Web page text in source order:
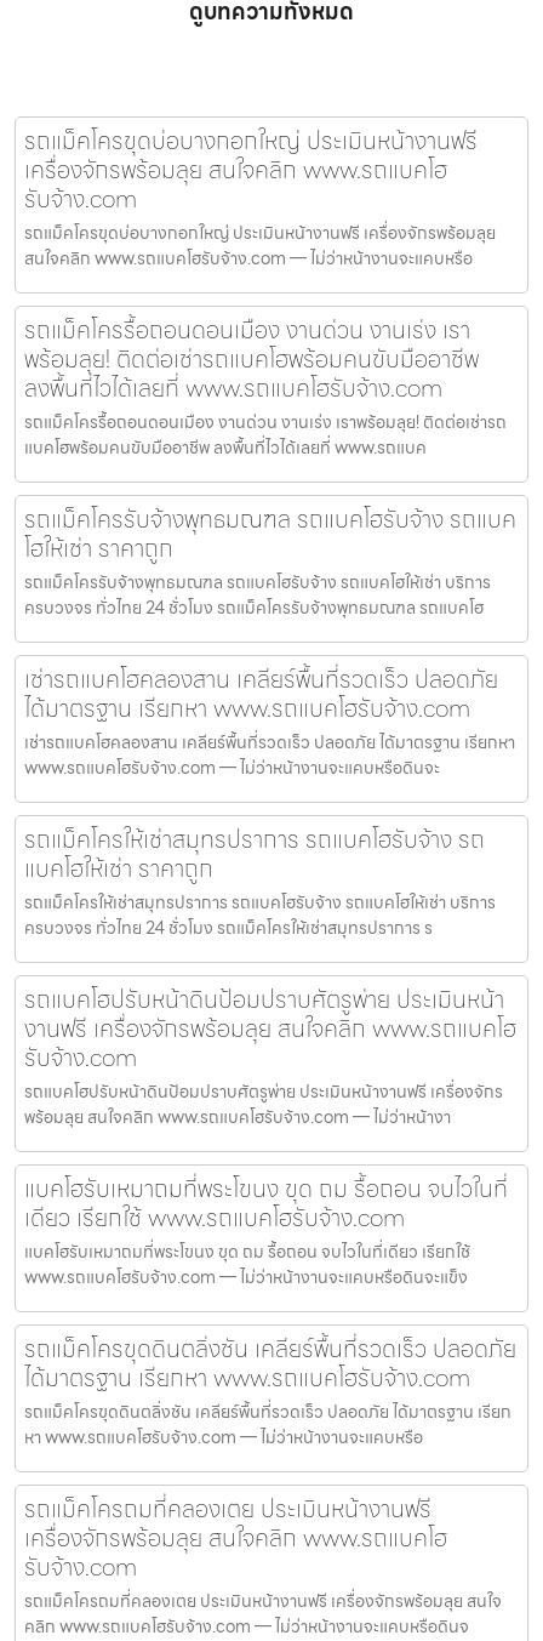
ดูบทความทั้งหมด
รถแม็คโครขุดบ่อบางกอกใหญ่ ประเมินหน้างานฟรี
เครื่องจักรพร้อมลุย สนใจคลิก www.รถแบคโฮ
รับจ้าง.com
รถแม็คโครขุดบ่อบางกอกใหญ่ ประเมินหน้างานฟรี เครื่องจักรพร้อมลุย
สนใจคลิก www.รถแบคโฮรับจ้าง.com — ไม่ว่าหน้างานจะแคบหรือ
รถแม็คโครรื้อถอนดอนเมือง งานด่วน งานเร่ง เรา
พร้อมลุย! ติดต่อเช่ารถแบคโฮพร้อมคนขับมืออาชีพ
ลงพื้นที่ไวได้เลยที่ www.รถแบคโฮรับจ้าง.com
รถแม็คโครรื้อถอนดอนเมือง งานด่วน งานเร่ง เราพร้อมลุย! ติดต่อเช่ารถ
แบคโฮพร้อมคนขับมืออาชีพ ลงพื้นที่ไวได้เลยที่ www.รถแบค
รถแม็คโครรับจ้างพุทธมณฑล รถแบคโฮรับจ้าง รถแบค
โฮให้เช่า ราคาถูก
รถแม็คโครรับจ้างพุทธมณฑล รถแบคโฮรับจ้าง รถแบคโฮให้เช่า บริการ
ครบวงจร ทั่วไทย 24 ชั่วโมง รถแม็คโครรับจ้างพุทธมณฑล รถแบคโฮ
เช่ารถแบคโฮคลองสาน เคลียร์พื้นที่รวดเร็ว ปลอดภัย
ได้มาตรฐาน เรียกหา www.รถแบคโฮรับจ้าง.com
เช่ารถแบคโฮคลองสาน เคลียร์พื้นที่รวดเร็ว ปลอดภัย ได้มาตรฐาน เรียกหา
www.รถแบคโฮรับจ้าง.com — ไม่ว่าหน้างานจะแคบหรือดินจะ
รถแม็คโครให้เช่าสมุทรปราการ รถแบคโฮรับจ้าง รถ
แบคโฮให้เช่า ราคาถูก
รถแม็คโครให้เช่าสมุทรปราการ รถแบคโฮรับจ้าง รถแบคโฮให้เช่า บริการ
ครบวงจร ทั่วไทย 24 ชั่วโมง รถแม็คโครให้เช่าสมุทรปราการ ร
รถแบคโฮปรับหน้าดินป้อมปราบศัตรูพ่าย ประเมินหน้า
งานฟรี เครื่องจักรพร้อมลุย สนใจคลิก www.รถแบคโฮ
รับจ้าง.com
รถแบคโฮปรับหน้าดินป้อมปราบศัตรูพ่าย ประเมินหน้างานฟรี เครื่องจักร
พร้อมลุย สนใจคลิก www.รถแบคโฮรับจ้าง.com — ไม่ว่าหน้างา
แบคโฮรับเหมาถมที่พระโขนง ขุด ถม รื้อถอน จบไวในที่
เดียว เรียกใช้ www.รถแบคโฮรับจ้าง.com
แบคโฮรับเหมาถมที่พระโขนง ขุด ถม รื้อถอน จบไวในที่เดียว เรียกใช้
www.รถแบคโฮรับจ้าง.com — ไม่ว่าหน้างานจะแคบหรือดินจะแข็ง
รถแม็คโครขุดดินตลิ่งชัน เคลียร์พื้นที่รวดเร็ว ปลอดภัย
ได้มาตรฐาน เรียกหา www.รถแบคโฮรับจ้าง.com
รถแม็คโครขุดดินตลิ่งชัน เคลียร์พื้นที่รวดเร็ว ปลอดภัย ได้มาตรฐาน เรียก
หา www.รถแบคโฮรับจ้าง.com — ไม่ว่าหน้างานจะแคบหรือ
รถแม็คโครถมที่คลองเตย ประเมินหน้างานฟรี
เครื่องจักรพร้อมลุย สนใจคลิก www.รถแบคโฮ
รับจ้าง.com
รถแม็คโครถมที่คลองเตย ประเมินหน้างานฟรี เครื่องจักรพร้อมลุย สนใจ
คลิก www.รถแบคโฮรับจ้าง.com — ไม่ว่าหน้างานจะแคบหรือดินจ